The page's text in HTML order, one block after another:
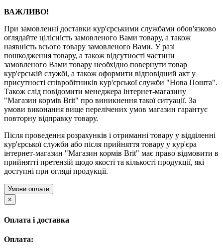
ВАЖЛИВО!
При замовленні доставки кур'єрськими службами обов'язково
оглядайте цілісність замовленого Вами товару, а також
наявність всього товару замовленого Вами. У разі
пошкодження товару, а також відсутності частини
замовленого Вами товару необхідно повернути товар
кур'єрській службі, а також оформити відповідний акт у
присутності співробітників кур'єрської служби "Нова Пошта".
Також слід повідомити менеджера інтернет-магазину
"Магазин кормів Brit" про виникнення такої ситуації. За
умови виконання вище перелічених умов магазин гарантує
повторну відправку товару.
Після проведення розрахунків і отриманні товару у відділенні
кур'єрської служби або після прийняття товару у кур'єра
інтернет-магазин "Магазин кормів Brit" має право відмовити в
прийнятті претензій щодо якості та кількості продукції, які
доступні при огляді продукції.
Умови оплати
×
Оплата і доставка
Оплата: